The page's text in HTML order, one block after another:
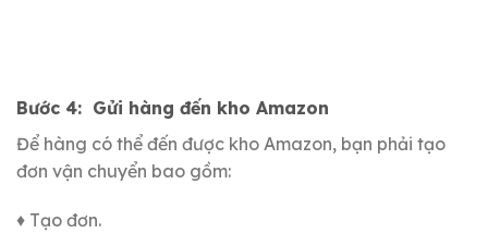
Bước 4: Gửi hàng đến kho Amazon
Để hàng có thể đến được kho Amazon, bạn phải tạo
đơn vận chuyển bao gồm:
♦ Tạo đơn.